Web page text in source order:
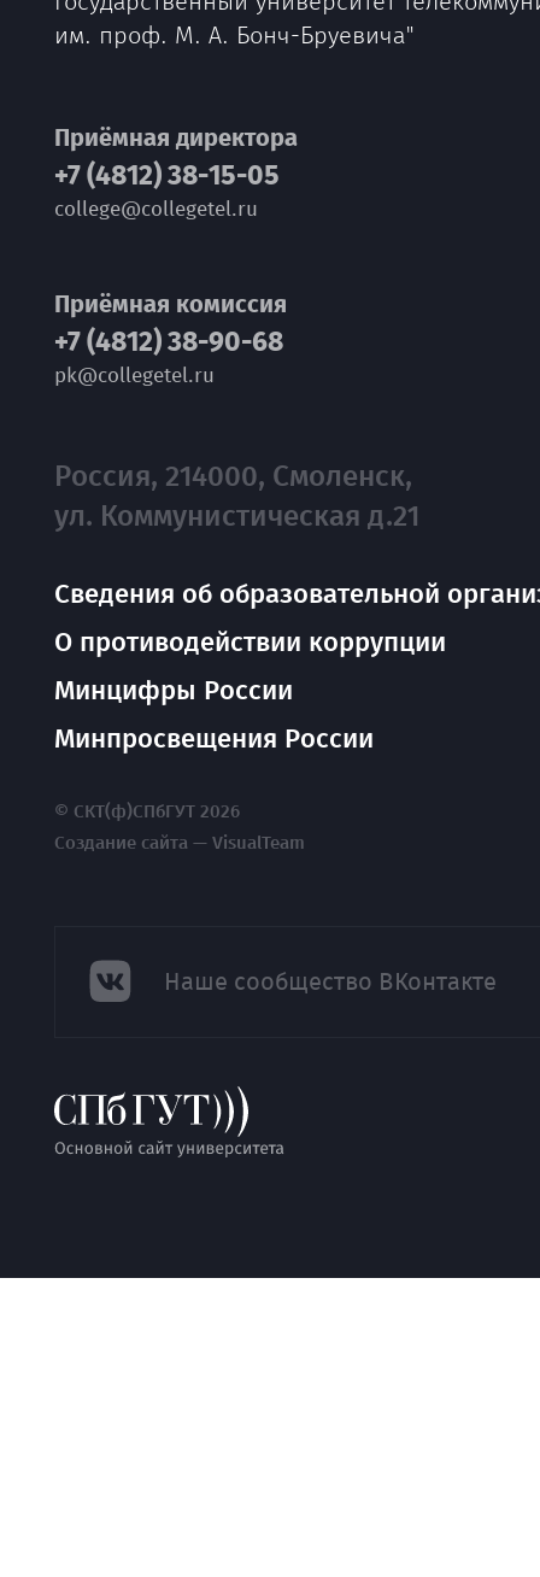
им. проф. М. А. Бонч-Бруевича"
Приёмная директора
+7 (4812) 38-15-05
college@collegetel.ru
Приёмная комиссия
+7 (4812) 38-90-68
pk@collegetel.ru
Россия, 214000, Смоленск,
ул. Коммунистическая д.21
Сведения об образовательной
О противодействии коррупции
Минцифры России
Минпросвещения России
© СКТ(ф)СПбГУТ 2026
Создание сайта — VisualTeam
Наше сообщество ВКонтакте